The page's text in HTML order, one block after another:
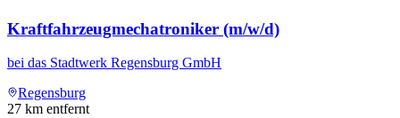
Kraftfahrzeugmechatroniker (m/w/d)
bei das Stadtwerk Regensburg GmbH
Regensburg
27 km entfernt